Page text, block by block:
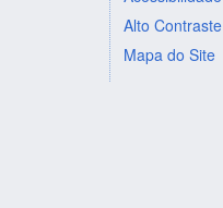
Alto Contraste
Mapa do Site